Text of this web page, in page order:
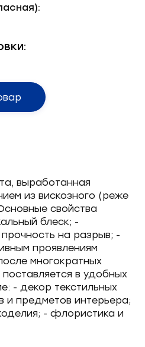
оборудования
выработанная
из вискозного (реже
свойства
блеск; -
на разрыв; -
проявлениям
многократных
в удобных
- декор текстильных
и предметов интерьера;
- флористика и